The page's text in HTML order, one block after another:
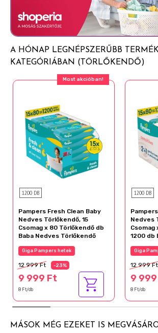
képest) minden eddiginél
Növényi eredetű rostok
jóváhagyott termék
Frissítő illattal, hogy a kisbaba
élmény legyen
Parfum
Xanthan Gum
A HÓNAP LEGNÉPSZERŰBB
KATEGÓRIÁBAN (TÖRLŐKENDŐ)
Most akcióban!
1200 DB
Pampers Fresh Clean Baby
Nedves Törlőkendő, 15
Csomag x 80 Törlőkendő db
Baba Nedves Törlőkendő
Giga Pampers hetek
12 999 Ft -23%
9 999 Ft
8 Ft/db
1200 DB
Nedves
Csomag
1200 db
Giga
12 999 Ft
9
8 Ft/db
MÁSOK MÉG EZEKET IS